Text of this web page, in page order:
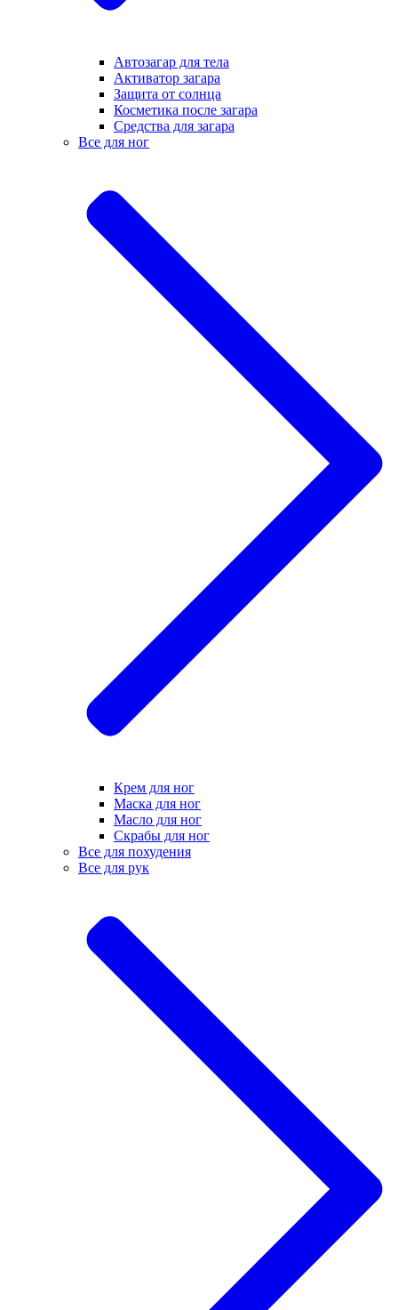
Автозагар для тела
Активатор загара
Защита от солнца
Косметика после загара
Средства для загара
Все для ног
Крем для ног
Маска для ног
Масло для ног
Скрабы для ног
Все для похудения
Все для рук